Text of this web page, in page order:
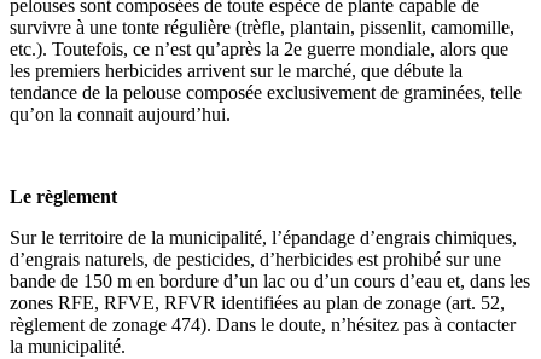
pelouses sont composées de toute espèce de plante capable de
survivre à une tonte régulière (trèfle, plantain, pissenlit, camomille,
etc.). Toutefois, ce n’est qu’après la 2e guerre mondiale, alors que
les premiers herbicides arrivent sur le marché, que débute la
tendance de la pelouse composée exclusivement de graminées, telle
qu’on la connait aujourd’hui.
Le règlement
Sur le territoire de la municipalité, l’épandage d’engrais chimiques,
d’engrais naturels, de pesticides, d’herbicides est prohibé sur une
bande de 150 m en bordure d’un lac ou d’un cours d’eau et, dans les
zones RFE, RFVE, RFVR identifiées au plan de zonage (art. 52,
règlement de zonage 474). Dans le doute, n’hésitez pas à contacter
la municipalité.